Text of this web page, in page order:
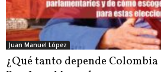
Juan Manuel López
¿Qué tanto depende